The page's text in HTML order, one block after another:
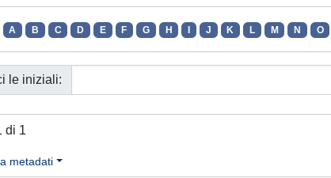
A B C D E F G H J K L M N O
le iniziali:
di 1
metadati